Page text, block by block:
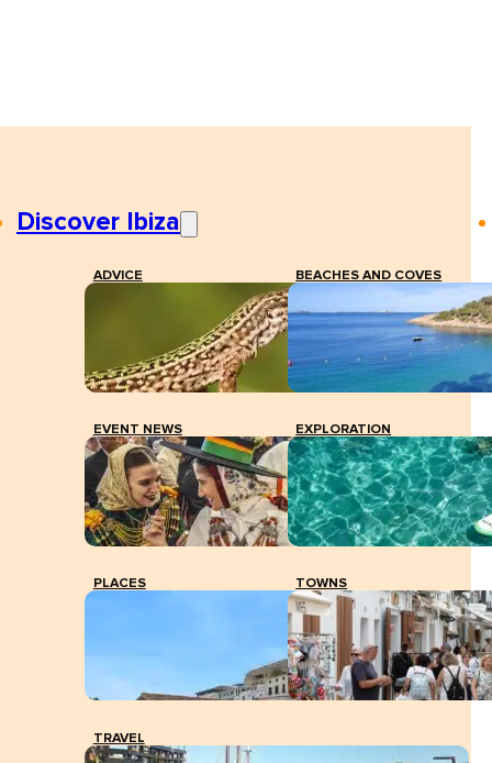
Discover Ibiza
ADVICE BEACHES AND COVES
EVENT NEWS EXPLORATION
PLACES TOWNS
TRAVEL